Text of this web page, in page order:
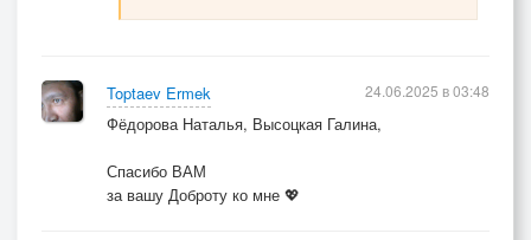
Кто вином зальет обиду,
Не упустит Бог из виду,
Всех Он призовет к ответу.
Будут слезы, будет радость,
Не напрасно жизнь прожита.
Toptaev Ermek
Фёдорова Наталья, Высоцкая Галина,
Спасибо ВАМ
за вашу Доброту ко мне 💖
24.06.2025 в 03:48